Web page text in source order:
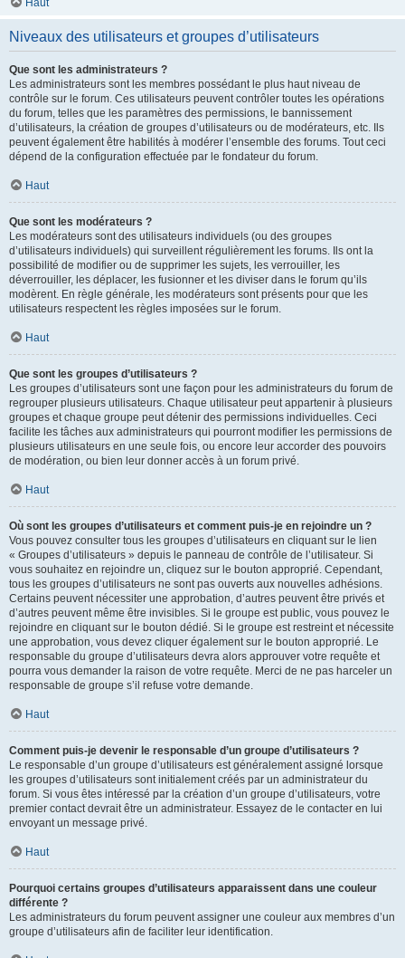
Haut
Niveaux des utilisateurs et groupes d’utilisateurs
Que sont les administrateurs ?
Les administrateurs sont les membres possédant le plus haut niveau de
contrôle sur le forum. Ces utilisateurs peuvent contrôler toutes les opérations
du forum, telles que les paramètres des permissions, le bannissement
d’utilisateurs, la création de groupes d’utilisateurs ou de modérateurs, etc. Ils
peuvent également être habilités à modérer l’ensemble des forums. Tout ceci
dépend de la configuration effectuée par le fondateur du forum.
Haut
Que sont les modérateurs ?
Les modérateurs sont des utilisateurs individuels (ou des groupes
d’utilisateurs individuels) qui surveillent régulièrement les forums. Ils ont la
possibilité de modifier ou de supprimer les sujets, les verrouiller, les
déverrouiller, les déplacer, les fusionner et les diviser dans le forum qu’ils
modèrent. En règle générale, les modérateurs sont présents pour que les
utilisateurs respectent les règles imposées sur le forum.
Haut
Que sont les groupes d’utilisateurs ?
Les groupes d’utilisateurs sont une façon pour les administrateurs du forum de
regrouper plusieurs utilisateurs. Chaque utilisateur peut appartenir à plusieurs
groupes et chaque groupe peut détenir des permissions individuelles. Ceci
facilite les tâches aux administrateurs qui pourront modifier les permissions de
plusieurs utilisateurs en une seule fois, ou encore leur accorder des pouvoirs
de modération, ou bien leur donner accès à un forum privé.
Haut
Où sont les groupes d’utilisateurs et comment puis-je en rejoindre un ?
Vous pouvez consulter tous les groupes d’utilisateurs en cliquant sur le lien
« Groupes d’utilisateurs » depuis le panneau de contrôle de l’utilisateur. Si
vous souhaitez en rejoindre un, cliquez sur le bouton approprié. Cependant,
tous les groupes d’utilisateurs ne sont pas ouverts aux nouvelles adhésions.
Certains peuvent nécessiter une approbation, d’autres peuvent être privés et
d’autres peuvent même être invisibles. Si le groupe est public, vous pouvez le
rejoindre en cliquant sur le bouton dédié. Si le groupe est restreint et nécessite
une approbation, vous devez cliquer également sur le bouton approprié. Le
responsable du groupe d’utilisateurs devra alors approuver votre requête et
pourra vous demander la raison de votre requête. Merci de ne pas harceler un
responsable de groupe s’il refuse votre demande.
Haut
Comment puis-je devenir le responsable d’un groupe d’utilisateurs ?
Le responsable d’un groupe d’utilisateurs est généralement assigné lorsque
les groupes d’utilisateurs sont initialement créés par un administrateur du
forum. Si vous êtes intéressé par la création d’un groupe d’utilisateurs, votre
premier contact devrait être un administrateur. Essayez de le contacter en lui
envoyant un message privé.
Haut
Pourquoi certains groupes d’utilisateurs apparaissent dans une couleur
différente ?
Les administrateurs du forum peuvent assigner une couleur aux membres d’un
groupe d’utilisateurs afin de faciliter leur identification.